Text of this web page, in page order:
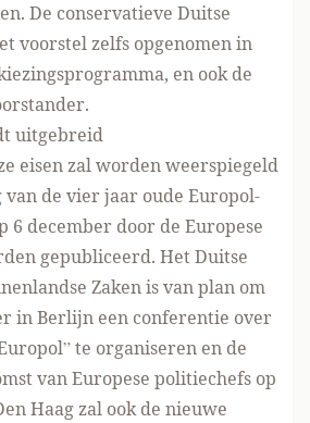
De conservatieve Duitse
voorstel zelfs opgenomen in
, en ook de
uitgebreid
eisen zal worden weerspiegeld
de vier jaar oude Europol-
6 december door de Europese
gepubliceerd. Het Duitse
Zaken is van plan om
in Berlijn een conferentie over
te organiseren en de
van Europese politiechefs op
Haag zal ook de nieuwe